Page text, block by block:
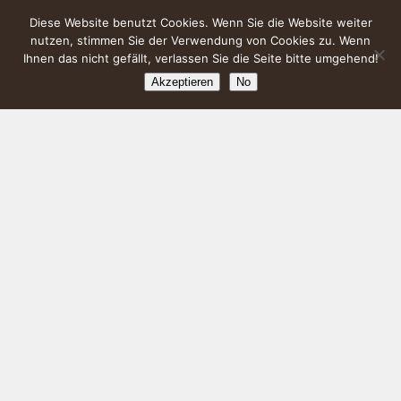
Diese Website benutzt Cookies. Wenn Sie die Website weiter
nutzen, stimmen Sie der Verwendung von Cookies zu. Wenn
Ihnen das nicht gefällt, verlassen Sie die Seite bitte umgehend!
Akzeptieren No